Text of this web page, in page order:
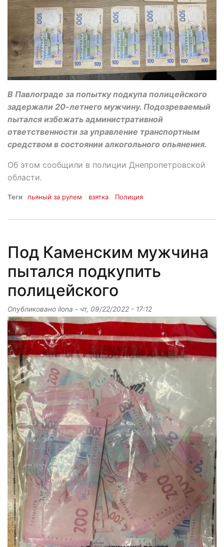
В Павлограде за попытку подкупа полицейского
задержали 20-летнего мужчину. Подозреваемый
пытался избежать административной
ответственности за управление транспортным
средством в состоянии алкогольного опьянения.
Об этом сообщили в полиции Днепропетровской
области.
Теги пьяный за рулем взятка Полиция
Под Каменским мужчина
пытался подкупить
полицейского
Опубликовано ilona - чт, 09/22/2022 - 17:12